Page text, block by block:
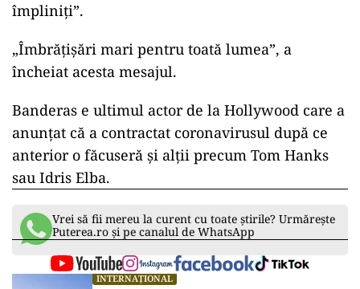
împliniți”.
„Îmbrățișări mari pentru toată lumea”, a
încheiat acesta mesajul.
Banderas e ultimul actor de la Hollywood care a
anunțat că a contractat coronavirusul după ce
anterior o făcuseră și alții precum Tom Hanks
sau Idris Elba.
Vrei să fii mereu la curent cu toate știrile? Urmărește
Puterea.ro și pe canalul de WhatsApp
INTERNAȚIONAL